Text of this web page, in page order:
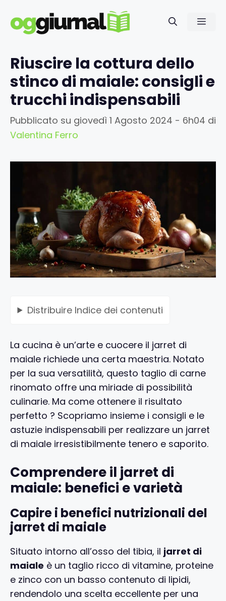
contenuto
Riuscire la cottura dello
stinco di maiale: consigli e
trucchi indispensabili
Pubblicato su giovedì 1 Agosto 2024 - 6h04 di
Valentina Ferro
Distribuire Indice dei contenuti
La cucina è un’arte e cuocere il jarret di
maiale richiede una certa maestria. Notato
per la sua versatilità, questo taglio di carne
rinomato offre una miriade di possibilità
culinarie. Ma come ottenere il risultato
perfetto ? Scopriamo insieme i consigli e le
astuzie indispensabili per realizzare un jarret
di maiale irresistibilmente tenero e saporito.
Comprendere il jarret di
maiale: benefici e varietà
Capire i benefici nutrizionali del
jarret di maiale
Situato intorno all’osso del tibia, il jarret di
maiale è un taglio ricco di vitamine, proteine
e zinco con un basso contenuto di lipidi,
rendendolo una scelta eccellente per una